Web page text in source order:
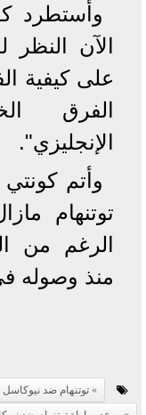
وأستطرد
الآن النظر
على كيفية
الفرق
الإنجليزي".
وأتم
توتنهام
الرغم من
منذ وصوله
توتنهام ضد نيوكاسل